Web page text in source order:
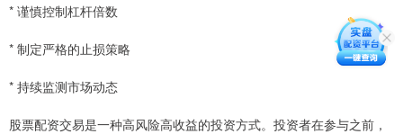
* 谨慎控制杠杆倍数
* 制定严格的止损策略
* 持续监测市场动态
股票配资交易是一种高风险高收益的投资方式。投资者在参与之前，